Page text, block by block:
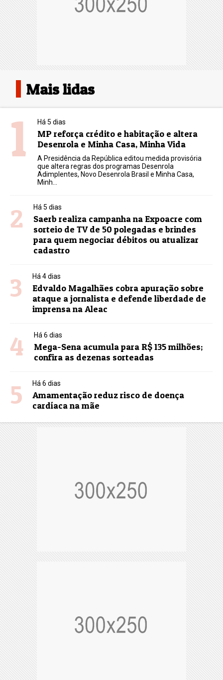
Mais lidas
1 Há 5 dias
MP reforça crédito e habitação e altera
Desenrola e Minha Casa, Minha Vida
A Presidência da República editou medida provisória
que altera regras dos programas Desenrola
Adimplentes, Novo Desenrola Brasil e Minha Casa,
Minh...
2 Há 5 dias
Saerb realiza campanha na Expoacre com
sorteio de TV de 50 polegadas e brindes
para quem negociar débitos ou atualizar
cadastro
3 Há 4 dias
Edvaldo Magalhães cobra apuração sobre
ataque a jornalista e defende liberdade de
imprensa na Aleac
4 Há 6 dias
Mega-Sena acumula para R$ 135 milhões;
confira as dezenas sorteadas
5 Há 6 dias
Amamentação reduz risco de doença
cardíaca na mãe